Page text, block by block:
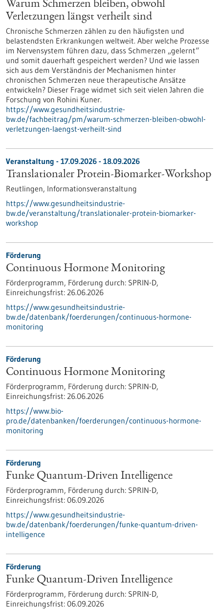
Warum Schmerzen bleiben, obwohl
Verletzungen längst verheilt sind
Chronische Schmerzen zählen zu den häufigsten und
belastendsten Erkrankungen weltweit. Aber welche Prozesse
im Nervensystem führen dazu, dass Schmerzen „gelernt“
und somit dauerhaft gespeichert werden? Und wie lassen
sich aus dem Verständnis der Mechanismen hinter
chronischen Schmerzen neue therapeutische Ansätze
entwickeln? Dieser Frage widmet sich seit vielen Jahren die
Forschung von Rohini Kuner.
https://www.gesundheitsindustrie-
bw.de/fachbeitrag/pm/warum-schmerzen-bleiben-obwohl-
verletzungen-laengst-verheilt-sind
Veranstaltung - 17.09.2026 - 18.09.2026
Translationaler Protein-Biomarker-Workshop
Reutlingen, Informationsveranstaltung
https://www.gesundheitsindustrie-
bw.de/veranstaltung/translationaler-protein-biomarker-
workshop
Förderung
Continuous Hormone Monitoring
Förderprogramm, Förderung durch: SPRIN-D,
Einreichungsfrist: 26.06.2026
https://www.gesundheitsindustrie-
bw.de/datenbank/foerderungen/continuous-hormone-
monitoring
Förderung
Continuous Hormone Monitoring
Förderprogramm, Förderung durch: SPRIN-D,
Einreichungsfrist: 26.06.2026
https://www.bio-
pro.de/datenbanken/foerderungen/continuous-hormone-
monitoring
Förderung
Funke Quantum-Driven Intelligence
Förderprogramm, Förderung durch: SPRIN-D,
Einreichungsfrist: 06.09.2026
https://www.gesundheitsindustrie-
bw.de/datenbank/foerderungen/funke-quantum-driven-
intelligence
Förderung
Funke Quantum-Driven Intelligence
Förderprogramm, Förderung durch: SPRIN-D,
Einreichungsfrist: 06.09.2026